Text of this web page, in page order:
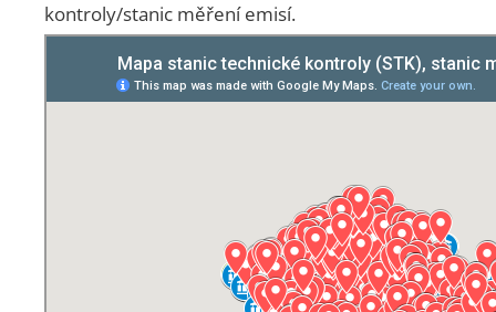
kontroly/stanic měření emisí.